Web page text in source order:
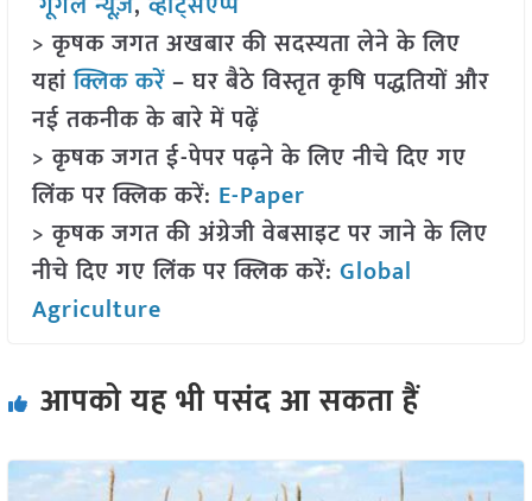
> कृषक जगत अखबार की सदस्यता लेने के लिए
यहांक्लिक करें– घर बैठे विस्तृत कृषि पद्धतियों और
नई तकनीक के बारे में पढ़ें
> कृषक जगत ई-पेपर पढ़ने के लिए नीचे दिए गए
लिंक पर क्लिक करें: E-Paper
> कृषक जगत की अंग्रेजी वेबसाइट पर जाने के लिए
नीचे दिए गए लिंक पर क्लिक करें: Global
Agriculture
आपको यह भी पसंद आ सकता हैं